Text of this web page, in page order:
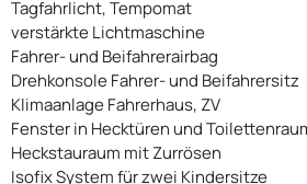
Tagfahrlicht, Tempomat
verstärkte Lichtmaschine
Fahrer- und Beifahrerairbag
Drehkonsole Fahrer- und Beifahrersitz
Klimaanlage Fahrerhaus, ZV
Fenster in Hecktüren und
Heckstauraum mit Zurrösen
Isofix System für zwei Kindersitze